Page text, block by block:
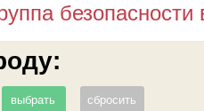
безопасности